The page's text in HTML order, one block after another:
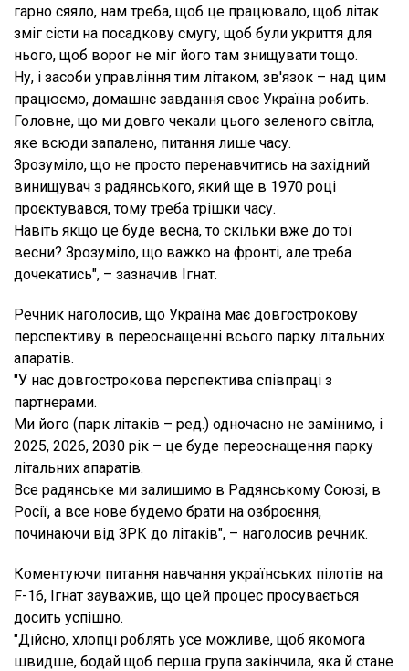
гарно сяяло, нам треба, щоб це працювало, щоб літак
зміг сісти на посадкову смугу, щоб були укриття для
нього, щоб ворог не міг його там знищувати тощо.
Ну, і засоби управління тим літаком, зв'язок – над цим
працюємо, домашнє завдання своє Україна робить.
Головне, що ми довго чекали цього зеленого світла,
яке всюди запалено, питання лише часу.
Зрозуміло, що не просто перенавчитись на західний
винищувач з радянського, який ще в 1970 році
проєктувався, тому треба трішки часу.
Навіть якщо це буде весна, то скільки вже до тої
весни? Зрозуміло, що важко на фронті, але треба
дочекатись", – зазначив Ігнат.
Речник наголосив, що Україна має довгострокову
перспективу в переоснащенні всього парку літальних
апаратів.
"У нас довгострокова перспектива співпраці з
партнерами.
Ми його (парк літаків – ред.) одночасно не замінимо, і
2025, 2026, 2030 рік – це буде переоснащення парку
літальних апаратів.
Все радянське ми залишимо в Радянському Союзі, в
Росії, а все нове будемо брати на озброєння,
починаючи від ЗРК до літаків", – наголосив речник.
Коментуючи питання навчання українських пілотів на
F-16, Ігнат зауважив, що цей процес просувається
досить успішно.
"Дійсно, хлопці роблять усе можливе, щоб якомога
швидше, бодай щоб перша група закінчила, яка й стане